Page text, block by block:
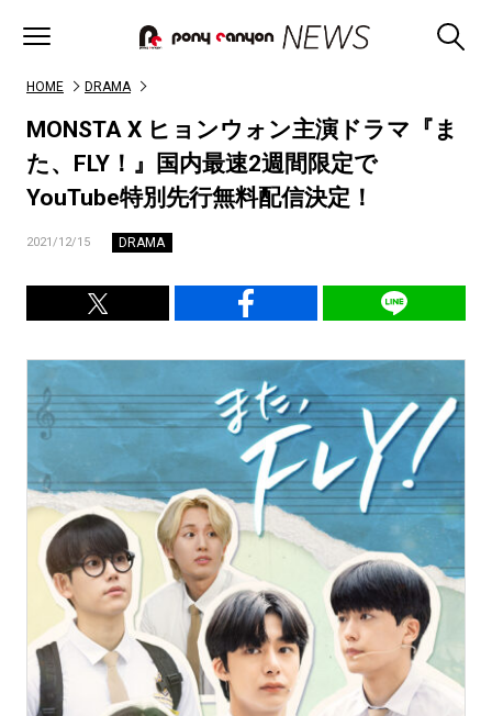
HOME DRAMA
MONSTA X ヒョンウォン主演ドラマ『ま
た、FLY！』国内最速2週間限定で
YouTube特別先行無料配信決定！
2021/12/15 DRAMA